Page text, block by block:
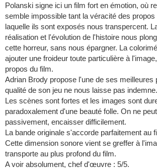
Polanski signe ici un film fort en émotion, où
semble impossible tant la véracité des
laquelle ils sont exposés nous transpercent.
réalisation et l'évolution de l'histoire nous
cette horreur, sans nous épargner. La
ajouter une froideur toute particulière à
propos du film.
Adrian Brody propose l'une de ses meilleures
qualité de son jeu ne nous laisse pas indemne.
Les scènes sont fortes et les images sont
paradoxalement d'une beauté folle. On ne
passivement, encaisser difficilement.
La bande originale s'accorde parfaitement au
Cette dimension sonore vient se greffer à
transporte au plus profond du film.
A voir absolument, chef d'œuvre : 5/5.